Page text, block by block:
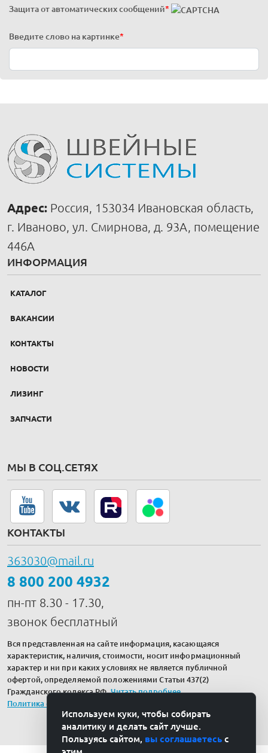
Защита от автоматических сообщений*
Введите слово на картинке*
Адрес: Россия, 153034 Ивановская область,
г. Иваново, ул. Смирнова, д. 93А, помещение
446А
ИНФОРМАЦИЯ
КАТАЛОГ
ВАКАНСИИ
КОНТАКТЫ
НОВОСТИ
ЛИЗИНГ
ЗАПЧАСТИ
МЫ В СОЦ.СЕТЯХ
КОНТАКТЫ
363030@mail.ru
8 800 200 4932
пн-пт 8.30 - 17.30,
звонок бесплатный
Вся представленная на сайте информация, касающаяся
характеристик, наличия, стоимости, носит информационный
характер и ни при каких условиях не является публичной
офертой, определяемой положениями Статьи 437(2)
Гражданского кодекса РФ.Читать подробнее.
Политика обработки персональных данных
Используем куки, чтобы собирать
аналитику и делать сайт лучше.
Пользуясь сайтом, вы соглашаетесь с